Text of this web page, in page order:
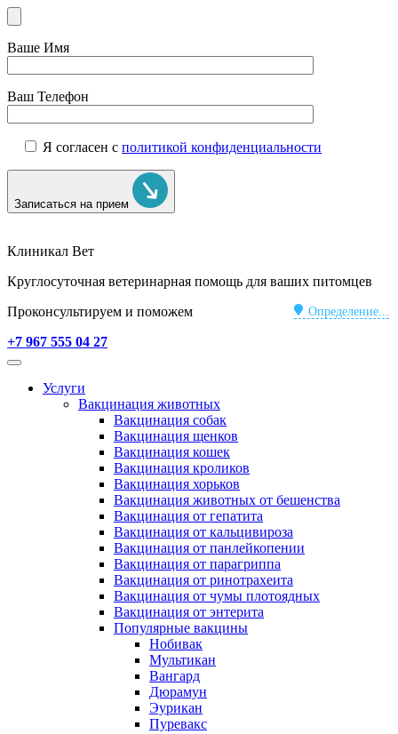
Ваше Имя
Ваш Телефон
Я согласен с политикой конфиденциальности
Записаться на прием
Клиникал Вет
Круглосуточная ветеринарная помощь для ваших питомцев
Определение...
Проконсультируем и поможем
+7 967 555 04 27
Услуги
Вакцинация животных
Вакцинация собак
Вакцинация щенков
Вакцинация кошек
Вакцинация кроликов
Вакцинация хорьков
Вакцинация животных от бешенства
Вакцинация от гепатита
Вакцинация от кальцивироза
Вакцинация от панлейкопении
Вакцинация от парагриппа
Вакцинация от ринотрахеита
Вакцинация от чумы плотоядных
Вакцинация от энтерита
Популярные вакцины
Нобивак
Мультикан
Вангард
Дюрамун
Эурикан
Пуревакс